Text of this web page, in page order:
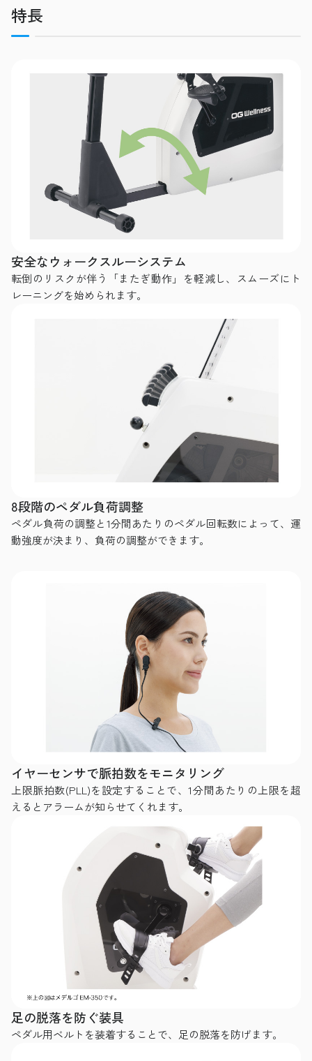
特長
安全なウォークスルーシステム
転倒のリスクが伴う「またぎ動作」を軽減し、スムーズにト
レーニングを始められます。
8段階のペダル負荷調整
ペダル負荷の調整と1分間あたりのペダル回転数によって、運
動強度が決まり、負荷の調整ができます。
イヤーセンサで脈拍数をモニタリング
上限脈拍数(PLL)を設定することで、1分間あたりの上限を超
えるとアラームが知らせてくれます。
足の脱落を防ぐ装具
ペダル用ベルトを装着することで、足の脱落を防げます。